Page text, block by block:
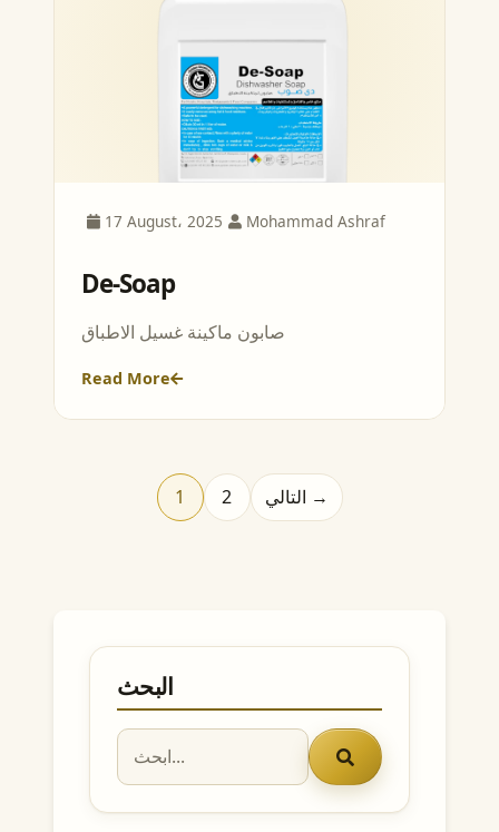
17 August، 2025 Mohammad Ashraf
De-Soap
صابون ماكينة غسيل الاطباق
Read More
Posts
1 2 التالي →
البحث